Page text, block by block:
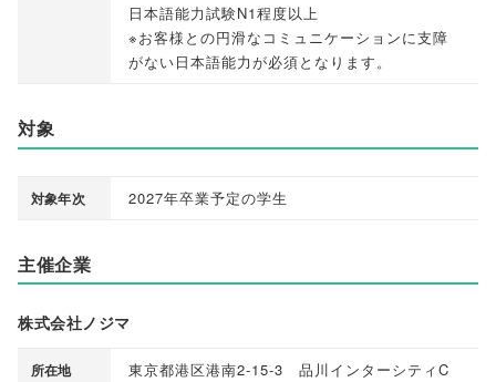
日本語能力試験N1程度以上
※お客様との円滑なコミュニケーションに支障
がない日本語能力が必須となります 。
対象
対象年次 2027年卒業予定の学生
主催企業
株式会社ノジマ
所在地
東京都港区港南2-15-3 品川インターシティC